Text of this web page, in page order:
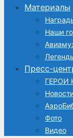
Материалы
Наши
Пресс-
ГЕРОИ
Фото
Видео